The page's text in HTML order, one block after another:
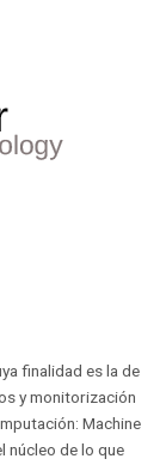
finalidad es la de
y monitorización
Machine
núcleo de lo que